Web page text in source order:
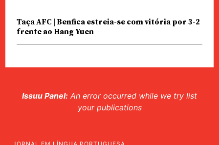
Taça AFC | Benfica estreia-se com vitória por 3-2
frente ao Hang Yuen
Issuu Panel: An error occurred while we try list
your publications